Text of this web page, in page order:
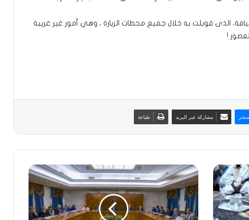
الذى قوبلت به خلال جميع محطات الزيارة ، وهي أمور غير غريبة
!
مشاركة عبر البريد طباعة